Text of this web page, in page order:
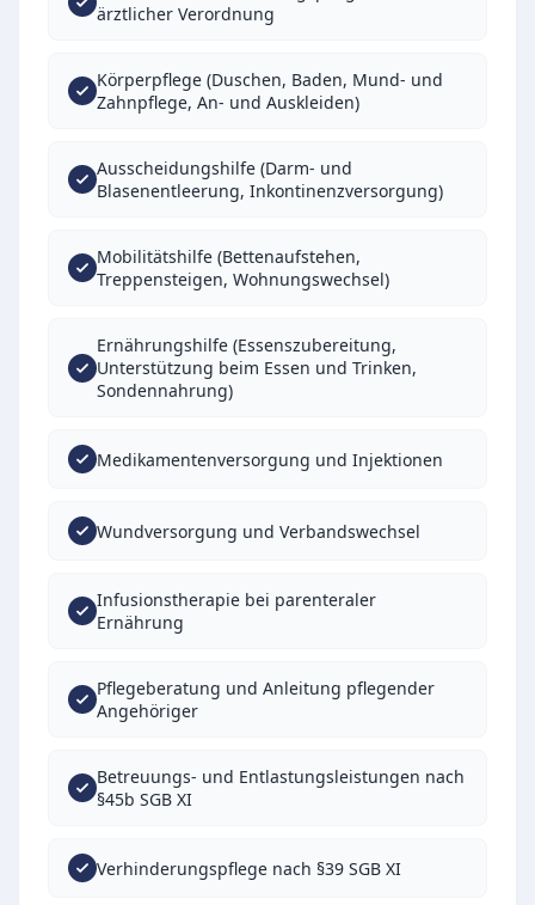
ärztlicher Verordnung
Körperpflege (Duschen, Baden, Mund- und
Zahnpflege, An- und Auskleiden)
Ausscheidungshilfe (Darm- und
Blasenentleerung, Inkontinenzversorgung)
Mobilitätshilfe (Bettenaufstehen,
Treppensteigen, Wohnungswechsel)
Ernährungshilfe (Essenszubereitung,
Unterstützung beim Essen und Trinken,
Sondennahrung)
Medikamentenversorgung und Injektionen
Wundversorgung und Verbandswechsel
Infusionstherapie bei parenteraler
Ernährung
Pflegeberatung und Anleitung pflegender
Angehöriger
Betreuungs- und Entlastungsleistungen nach
§45b SGB XI
Verhinderungspflege nach §39 SGB XI